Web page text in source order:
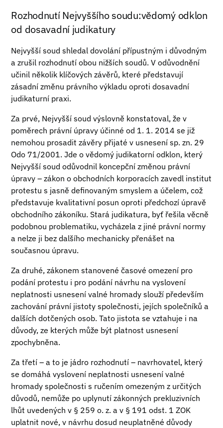
Rozhodnutí Nejvyššího soudu:vědomý odklon
od dosavadní judikatury
Nejvyšší soud shledal dovolání přípustným i důvodným
a zrušil rozhodnutí obou nižších soudů. V odůvodnění
učinil několik klíčových závěrů, které představují
zásadní změnu právního výkladu oproti dosavadní
judikaturní praxi.
Za prvé, Nejvyšší soud výslovně konstatoval, že v
poměrech právní úpravy účinné od 1. 1. 2014 se již
nemohou prosadit závěry přijaté v usnesení sp. zn. 29
Odo 71/2001. Jde o vědomý judikatorní odklon, který
Nejvyšší soud odůvodnil koncepční změnou právní
úpravy – zákon o obchodních korporacích zavedl institut
protestu s jasně definovaným smyslem a účelem, což
představuje kvalitativní posun oproti předchozí úpravě
obchodního zákoníku. Stará judikatura, byť řešila věcně
podobnou problematiku, vycházela z jiné právní normy
a nelze ji bez dalšího mechanicky přenášet na
současnou úpravu.
Za druhé, zákonem stanovené časové omezení pro
podání protestu i pro podání návrhu na vyslovení
neplatnosti usnesení valné hromady slouží především
zachování právní jistoty společnosti, jejích společníků a
dalších dotčených osob. Tato jistota se vztahuje i na
důvody, ze kterých může být platnost usnesení
zpochybněna.
Za třetí – a to je jádro rozhodnutí – navrhovatel, který
se domáhá vyslovení neplatnosti usnesení valné
hromady společnosti s ručením omezeným z určitých
důvodů, nemůže po uplynutí zákonných prekluzivních
lhůt uvedených v § 259 o. z. a v § 191 odst. 1 ZOK
uplatnit nové, v návrhu dosud neuplatněné důvody